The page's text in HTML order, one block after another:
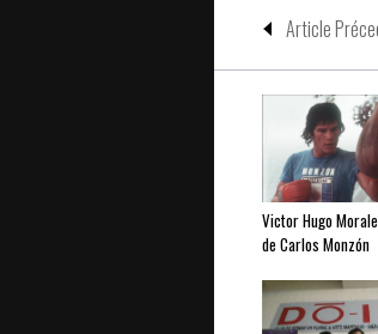
Article
Victor Hugo
de Carlos Monzón